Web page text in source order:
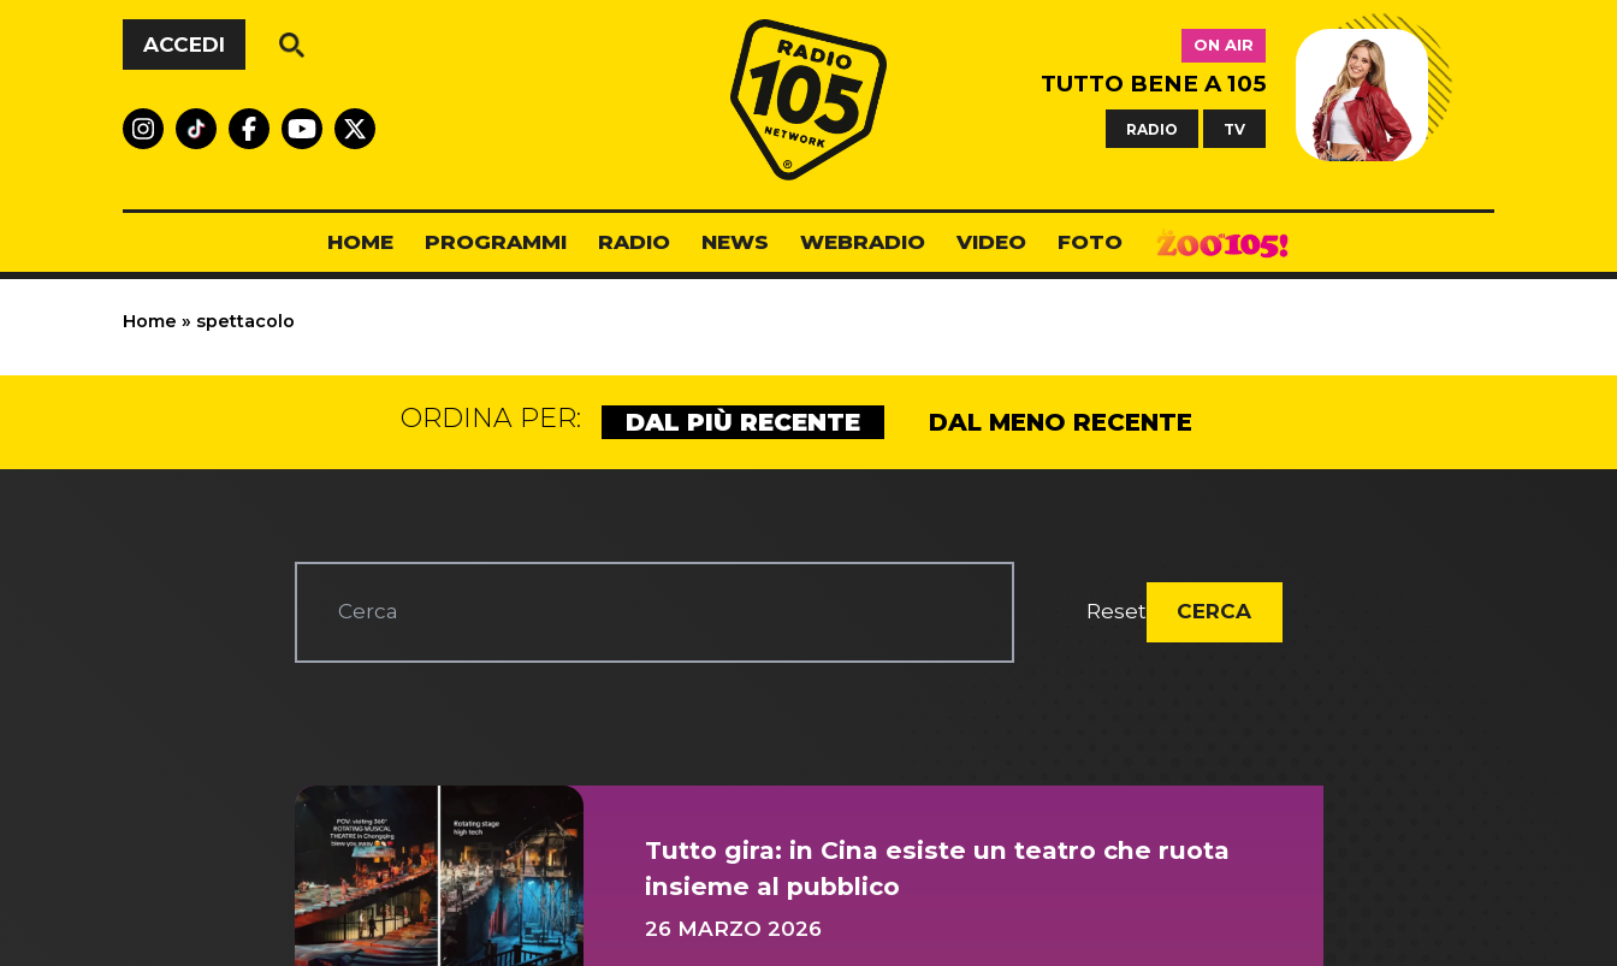
Vai al contenuto
ACCEDI
Radio 105
ON AIR
TUTTO BENE A 105
RADIO TV
HOME PROGRAMMI RADIO NEWS WEBRADIO VIDEO FOTO
Home » spettacolo
ORDINA PER: DAL PIÙ RECENTE DAL MENO RECENTE
Reset CERCA
Tutto gira: in Cina esiste un teatro che ruota
insieme al pubblico
26 MARZO 2026